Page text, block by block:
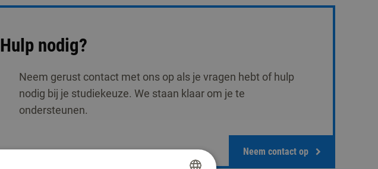
Hulp nodig?
Neem gerust contact met ons op als je vragen hebt of hulp
nodig bij je studiekeuze. We staan klaar om je te
ondersteunen.
Neem contact op